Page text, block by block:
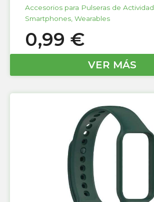
Accesorios para Pulseras de Actividad
Smartphones, Wearables
0,99 €
VER MÁS